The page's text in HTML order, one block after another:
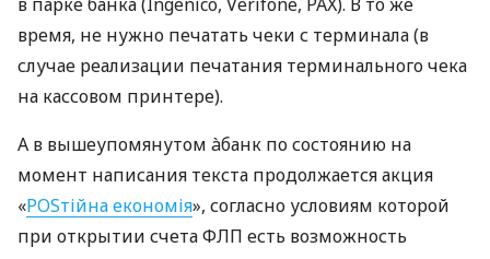
время, не нужно печатать чеки с терминала (в
случае реализации печатания терминального чека
на кассовом принтере).
А в вышеупомянутом àбанк по состоянию на
момент написания текста продолжается акция
«POSтійна економія», согласно условиям которой
при открытии счета ФЛП есть возможность